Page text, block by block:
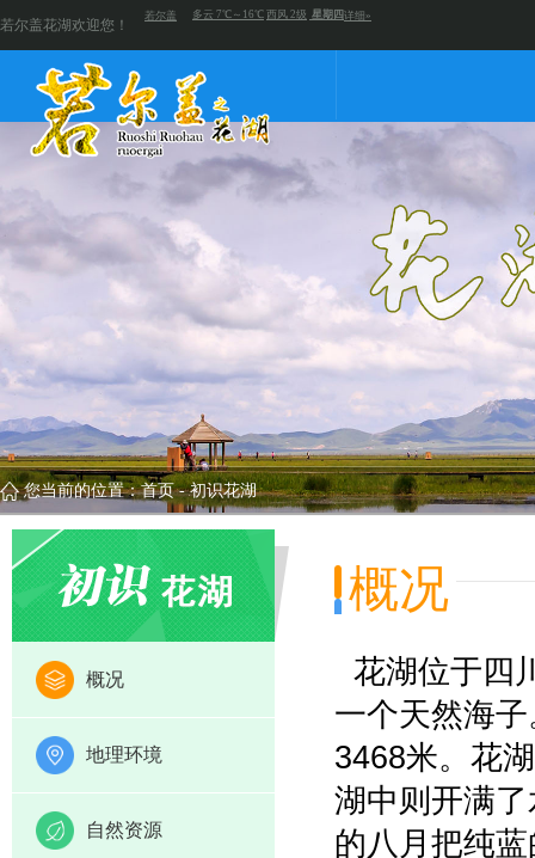
若尔盖花湖欢迎您！
您当前的位置：首页-初识花湖
概况
地理环境
自然资源
概况
花湖位于四
一个天然海
3468米。花
湖中则开满
的八月把纯